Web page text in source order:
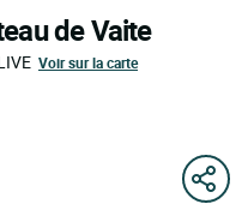
de Vaite
Voir sur la carte